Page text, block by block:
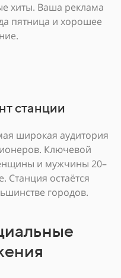
хиты. Ваша реклама
пятница и хорошее
станции
широкая аудитория
Ключевой
и мужчины 20–
Станция остаётся
городов.